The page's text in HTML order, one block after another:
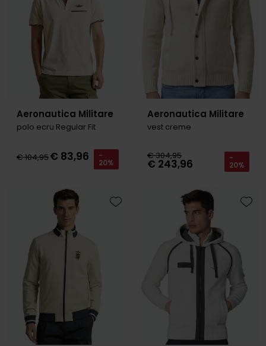
Aeronautica Militare
polo ecru Regular Fit
€ 104,95€ 83,96 -
20%
Aeronautica Militare
vest creme
€ 304,95
€ 243,96 -
20%
Toevoegen aan favorieten